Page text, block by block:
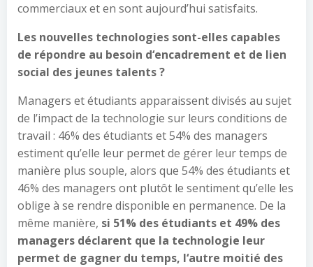
commerciaux et en sont aujourd’hui satisfaits.
Les nouvelles technologies sont-elles capables
de répondre au besoin d‘encadrement et de lien
social des jeunes talents?
Managers et étudiants apparaissent divisés au sujet
de l’impact de la technologie sur leurs conditions de
travail : 46% des étudiants et 54% des managers
estiment qu’elle leur permet de gérer leur temps de
manière plus souple, alors que 54% des étudiants et
46% des managers ont plutôt le sentiment qu’elle les
oblige à se rendre disponible en permanence. De la
même manière, si 51% des étudiants et 49% des
managers déclarent que la technologie leur
permet de gagner du temps, l‘autre moitié des